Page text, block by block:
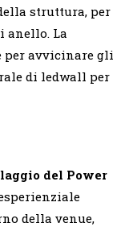
struttura, per
anello. La
per avvicinare gli
di ledwall per
del Power
della venue,